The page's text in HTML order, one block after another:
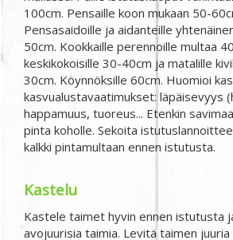
100cm. Pensaille koon mukaan 50-
Pensasaidoille ja aidanteille
50cm. Kookkaille perennoille multaa
keskikokoisille 30-40cm ja matalille
30cm. Köynnöksille 60cm. Huomioi
kasvualustavaatimukset: läpäisevyys
happamuus, tuoreus... Etenkin
pinta koholle. Sekoita
kalkki pintamultaan ennen istutusta.
Kastelu
Kastele taimet hyvin ennen istutusta
avojuurisia taimia. Levitä taimen